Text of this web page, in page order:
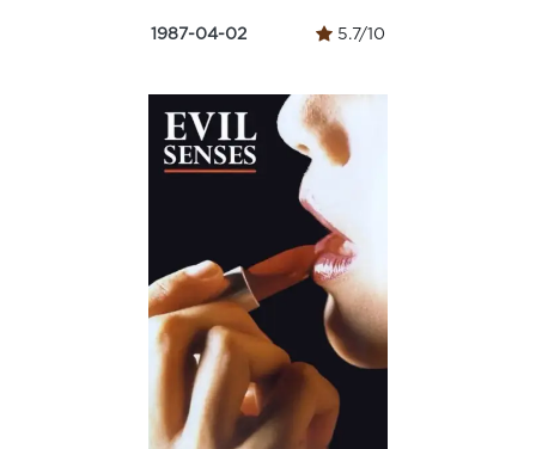
1987-04-02 5.7/10